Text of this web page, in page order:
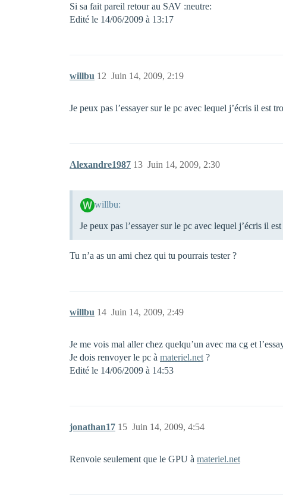
Si sa fait pareil retour au SAV :neutre:
Edité le 14/06/2009 à 13:17
willbu Juin 14, 2009, 2:19
12
Je peux pas l’essayer sur le pc avec lequel j’écris il est
Alexandre1987 Juin 14, 2009, 2:30
13
willbu:
Je peux pas l’essayer sur le pc avec lequel j’écris il
Tu n’a as un ami chez qui tu pourrais tester ?
willbu Juin 14, 2009, 2:49
14
Je me vois mal aller chez quelqu’un avec ma cg et
Je dois renvoyer le pc à materiel.net ?
Edité le 14/06/2009 à 14:53
jonathan17 Juin 14, 2009, 4:54
15
Renvoie seulement que le GPU à materiel.net